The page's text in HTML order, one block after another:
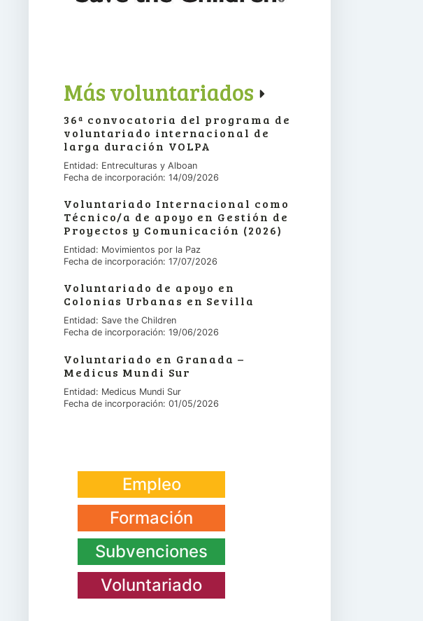
Más voluntariados
36ª convocatoria del programa de
voluntariado internacional de
larga duración VOLPA
Entidad: Entreculturas y Alboan
Fecha de incorporación: 14/09/2026
Voluntariado Internacional como
Técnico/a de apoyo en Gestión de
Proyectos y Comunicación (2026)
Entidad: Movimientos por la Paz
Fecha de incorporación: 17/07/2026
Voluntariado de apoyo en
Colonias Urbanas en Sevilla
Entidad: Save the Children
Fecha de incorporación: 19/06/2026
Voluntariado en Granada –
Medicus Mundi Sur
Entidad: Medicus Mundi Sur
Fecha de incorporación: 01/05/2026
Empleo
Formación
Subvenciones
Voluntariado